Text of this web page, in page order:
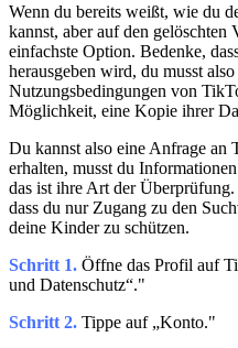
Wenn du bereits weißt, wie du
kannst, aber auf den gelöschten
einfachste Option. Bedenke,
herausgeben wird, du musst
Nutzungsbedingungen von
Möglichkeit, eine Kopie ihrer
Du kannst also eine Anfrage an
erhalten, musst du
das ist ihre Art der
dass du nur Zugang zu den
deine Kinder zu schützen.
Schritt 1. Öffne das Profil auf
und Datenschutz“."
Schritt 2. Tippe auf „Konto."